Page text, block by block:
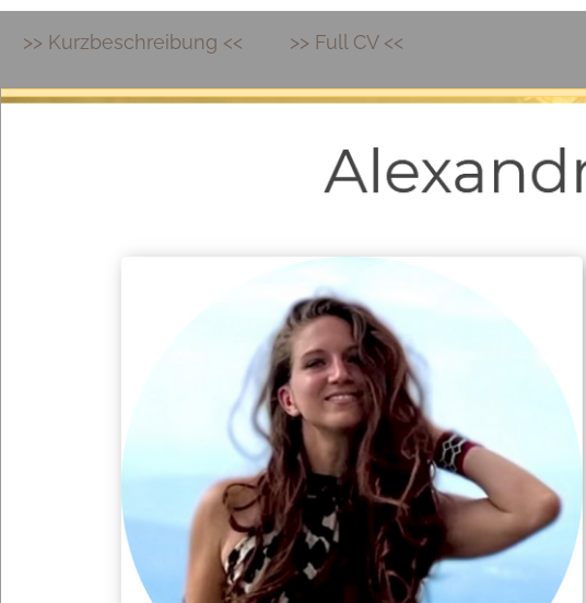
>> Kurzbeschreibung << >> Full CV <<